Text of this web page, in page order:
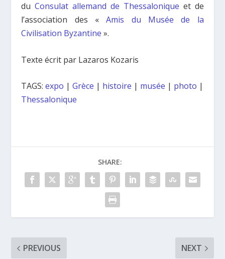
duConsulat allemand de Thessalonique et de
l’association des «Amis du Musée de la
Civilisation Byzantine».
Texte écrit par Lazaros Kozaris
TAGS:expo |Grèce | histoire | musée | photo |
Thessalonique
SHARE:
PREVIOUS NEXT